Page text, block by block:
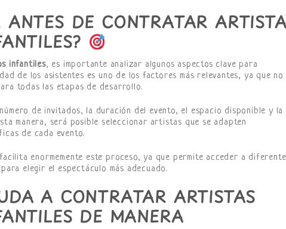
ANTES DE CONTRATAR
infantiles, es importante analizar algunos aspectos clave para
de los asistentes es uno de los factores más relevantes, ya que no
todas las etapas de desarrollo.
de invitados, la duración del evento, el espacio disponible y la
manera, será posible seleccionar artistas que se adapten
de cada evento.
enormemente este proceso, ya que permite acceder a
elegir el espectáculo más adecuado.
A CONTRATAR ARTISTAS
DE MANERA